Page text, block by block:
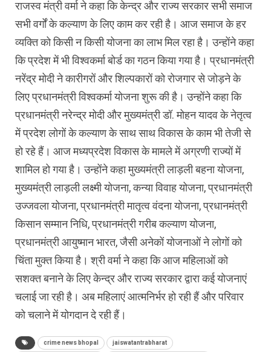
राजस्व मंत्री वर्मा ने कहा कि केन्द्र और राज्य सरकार सभी समाज
सभी वर्गों के कल्याण के लिए काम कर रही है। आज समाज के हर
व्यक्ति को किसी न किसी योजना का लाभ मिल रहा है। उन्होंने कहा
कि प्रदेश में भी विश्वकर्मा बोर्ड का गठन किया गया है। प्रधानमंत्री
नरेंद्र मोदी ने कारीगरों और शिल्पकारों को रोजगार से जोड़ने के
लिए प्रधानमंत्री विश्वकर्मा योजना शुरू की है। उन्होंने कहा कि
प्रधानमंत्री नरेन्द्र मोदी और मुख्यमंत्री डॉ. मोहन यादव के नेतृत्व
में प्रदेश लोगों के कल्याण के साथ साथ विकास के काम भी तेजी से
हो रहे हैं। आज मध्यप्रदेश विकास के मामले में अग्रणी राज्यों में
शामिल हो गया है। उन्होंने कहा मुख्यमंत्री लाड़ली बहना योजना,
मुख्यमंत्री लाड़ली लक्ष्मी योजना, कन्या विवाह योजना, प्रधानमंत्री
उज्जवला योजना, प्रधानमंत्री मातृत्व वंदना योजना, प्रधानमंत्री
किसान सम्मान निधि, प्रधानमंत्री गरीब कल्याण योजना,
प्रधानमंत्री आयुष्मान भारत, जैसी अनेकों योजनाओं ने लोगों को
चिंता मुक्त किया है। श्री वर्मा ने कहा कि आज महिलाओं को
सशक्त बनाने के लिए केन्द्र और राज्य सरकार द्वारा कई योजनाएं
चलाई जा रही है। अब महिलाएं आत्मनिर्भर हो रही हैं और परिवार
को चलाने में योगदान दे रही हैं।
crime news bhopal jaiswatantrabharat